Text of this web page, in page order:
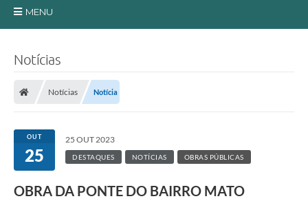
MENU
Transparência
Ouvidoria / SIC
Fale Conosco
Notícias
Notícias Notícia
OUT
25
25 OUT 2023
DESTAQUES NOTÍCIAS OBRAS PÚBLICAS
OBRA DA PONTE DO BAIRRO MATO